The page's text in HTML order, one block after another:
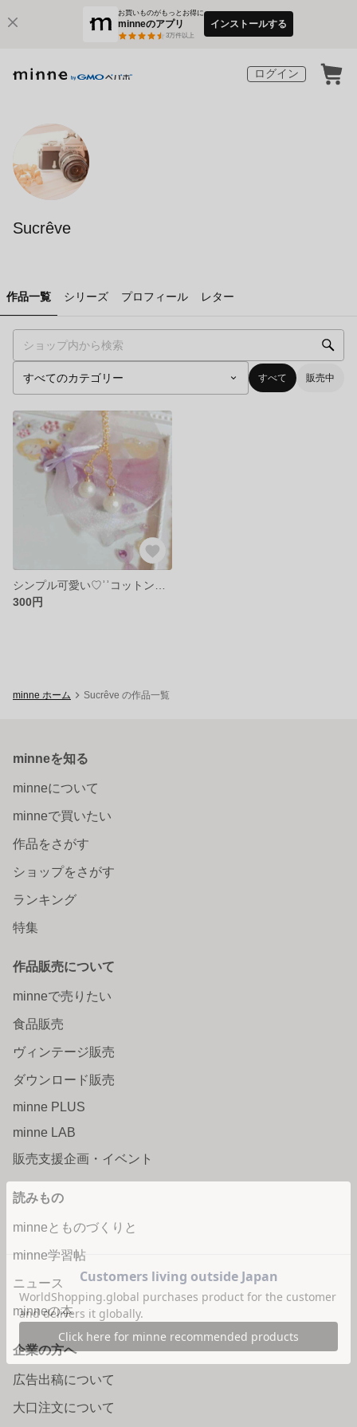
お買いものがもっとお得に
minneのアプリ
3万件以上
インストールする
ログイン
Sucrêve
作品一覧 シリーズ プロフィール レター
すべて 販売中
300円
minne ホーム Sucrêve の作品一覧
minneを知る
minneについて
minneで買いたい
作品をさがす
ショップをさがす
ランキング
特集
作品販売について
minneで売りたい
食品販売
ヴィンテージ販売
ダウンロード販売
minne PLUS
minne LAB
販売支援企画・イベント
読みもの
minneとものづくりと
minne学習帖
ニュース
minneの本
企業の方へ
広告出稿について
大口注文について